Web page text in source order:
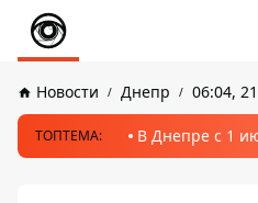
Новости Днепр 06:04,
ТОПТЕМА: В Днепре с 1